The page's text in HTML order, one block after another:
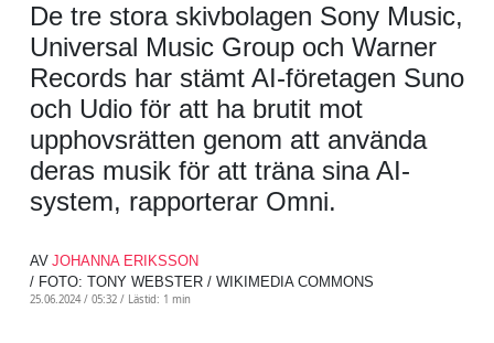
De tre stora skivbolagen Sony Music,
Universal Music Group och Warner
Records har stämt AI-företagen Suno
och Udio för att ha brutit mot
upphovsrätten genom att använda
deras musik för att träna sina AI-
system, rapporterar Omni.
AV JOHANNA ERIKSSON
/ FOTO: TONY WEBSTER / WIKIMEDIA COMMONS
25.06.2024 / 05:32 / Lästid: 1 min